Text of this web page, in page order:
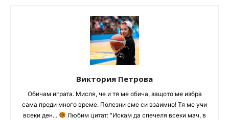
Виктория Петрова
Обичам играта. Мисля, че и тя ме обича, защото ме избра
сама преди много време. Полезни сме си взаимно! Тя ме учи
всеки ден...
Любим цитат: "Искам да спечеля всеки мач, в